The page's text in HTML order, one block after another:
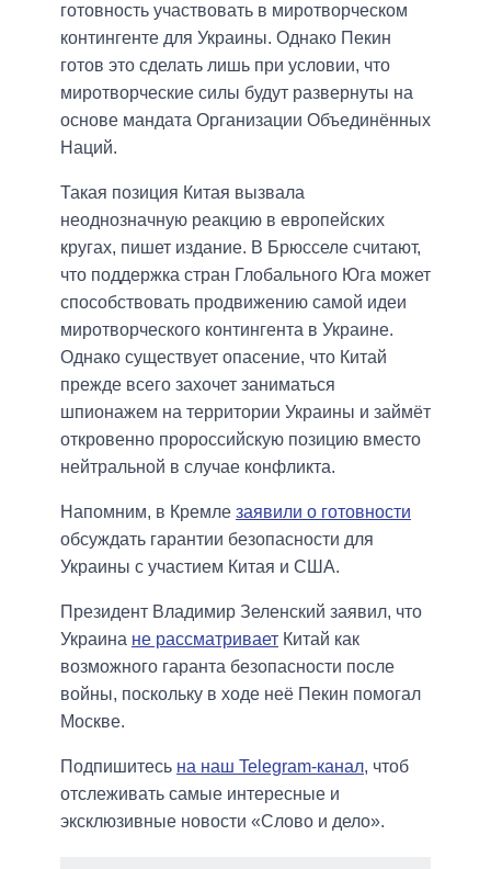
готовность участвовать в миротворческом
контингенте для Украины. Однако Пекин
готов это сделать лишь при условии, что
миротворческие силы будут развернуты на
основе мандата Организации Объединённых
Наций.
Такая позиция Китая вызвала
неоднозначную реакцию в европейских
кругах, пишет издание. В Брюсселе считают,
что поддержка стран Глобального Юга может
способствовать продвижению самой идеи
миротворческого контингента в Украине.
Однако существует опасение, что Китай
прежде всего захочет заниматься
шпионажем на территории Украины и займёт
откровенно пророссийскую позицию вместо
нейтральной в случае конфликта.
Напомним, в Кремле заявили о готовности
обсуждать гарантии безопасности для
Украины с участием Китая и США.
Президент Владимир Зеленский заявил, что
Украина не рассматривает Китай как
возможного гаранта безопасности после
войны, поскольку в ходе неё Пекин помогал
Москве.
Подпишитесь на наш Telegram-канал, чтоб
отслеживать самые интересные и
эксклюзивные новости «Слово и дело».